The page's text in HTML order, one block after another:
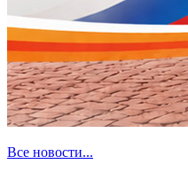
Все новости...